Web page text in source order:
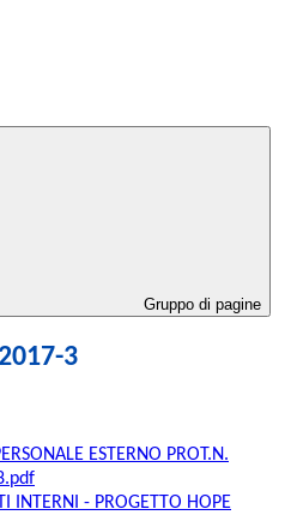
Gruppo di pagine
3
ESTERNO PROT.N.
INTERNI - PROGETTO HOPE